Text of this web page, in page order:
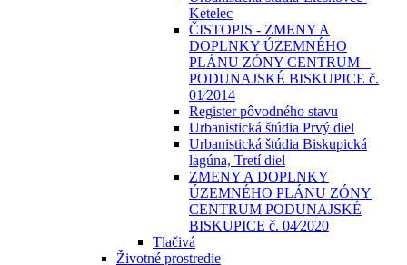
Ketelec
ČISTOPIS - ZMENY A
DOPLNKY ÚZEMNÉHO
PLÁNU ZÓNY CENTRUM –
PODUNAJSKÉ BISKUPICE č.
01⁄2014
Register pôvodného stavu
Urbanistická štúdia Prvý diel
Urbanistická štúdia Biskupická
lagúna, Tretí diel
ZMENY A DOPLNKY
ÚZEMNÉHO PLÁNU ZÓNY
CENTRUM PODUNAJSKÉ
BISKUPICE č. 04⁄2020
Tlačivá
Životné prostredie